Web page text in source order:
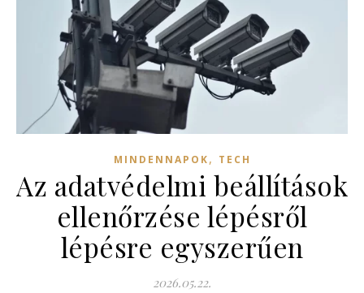
MINDENNAPOK, TECH
Az adatvédelmi beállítások
ellenőrzése lépésről
lépésre egyszerűen
2026.05.22.